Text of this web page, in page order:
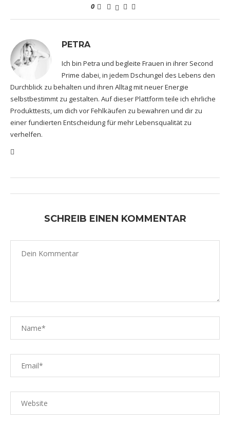
0
PETRA
Ich bin Petra und begleite Frauen in ihrer Second
Prime dabei, in jedem Dschungel des Lebens den
Durchblick zu behalten und ihren Alltag mit neuer Energie
selbstbestimmt zu gestalten. Auf dieser Plattform teile ich ehrliche
Produkttests, um dich vor Fehlkäufen zu bewahren und dir zu
einer fundierten Entscheidung für mehr Lebensqualität zu
verhelfen.
SCHREIB EINEN KOMMENTAR